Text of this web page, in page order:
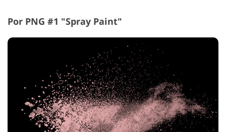
Por PNG #1 "Spray Paint"